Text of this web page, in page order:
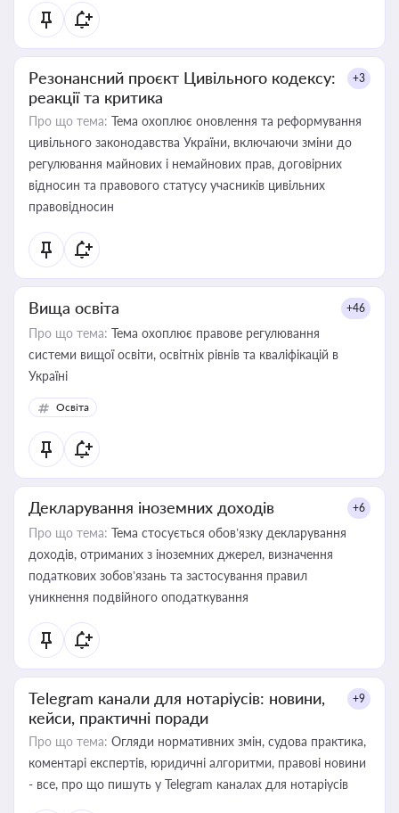
Резонансний проєкт Цивільного кодексу:
реакції та критика
+3
Про що тема: Тема охоплює оновлення та реформування
цивільного законодавства України, включаючи зміни до
регулювання майнових і немайнових прав, договірних
відносин та правового статусу учасників цивільних
правовідносин
Вища освіта +46
Про що тема: Тема охоплює правове регулювання
системи вищої освіти, освітніх рівнів та кваліфікацій в
Україні
Освіта
Декларування іноземних доходів +6
Про що тема: Тема стосується обов’язку декларування
доходів, отриманих з іноземних джерел, визначення
податкових зобов’язань та застосування правил
уникнення подвійного оподаткування
Telegram канали для нотаріусів: новини,
кейси, практичні поради
+9
Про що тема: Огляди нормативних змін, судова практика,
коментарі експертів, юридичні алгоритми, правові новини
- все, про що пишуть у Telegram каналах для нотаріусів